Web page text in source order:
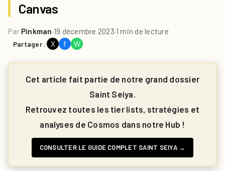
Canvas
Par Pinkman·19 décembre 2023·1 min de lecture
Partager : X f W
Cet article fait partie de notre grand dossier
Saint Seiya.
Retrouvez toutes les tier lists, stratégies et
analyses de Cosmos dans notre Hub !
CONSULTER LE GUIDE COMPLET SAINT SEIYA →